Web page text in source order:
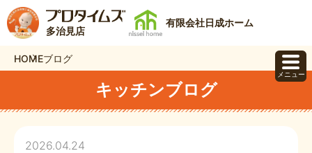
多治見店
有限会社日成ホーム
HOMEブログ
キッチンブログ
2026.04.24
メニュー